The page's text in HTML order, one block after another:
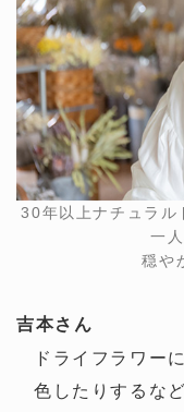
30年以上ナチュラル
一
穏や
吉本さん
ドライフラワー
色したりするな